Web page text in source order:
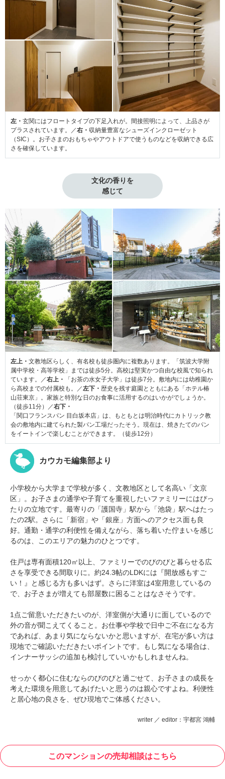
左・ 玄関にはフロートタイプの下足入れが。間接照明によって、上品さが
プラスされています。／右・ 収納量豊富なシューズインクローゼット
（SIC）。お子さまのおもちゃやアウトドアで使うものなどを収納できる広
さを確保しています。
文化の香りを
感じて
左上・ 文教地区らしく、有名校も徒歩圏内に複数あります。「筑波大学附
属中学校・高等学校」までは徒歩5分。高校は堅実かつ自由な校風で知られ
ています。／右上・
「お茶の水女子大学」は徒歩7分。敷地内には幼稚園か
ら高校までの付属校も。／左下・ 歴史を残す庭園とともにある「ホテル椿
山荘東京」。家族と特別な日のお食事に活用するのはいかがでしょうか。
（徒歩11分）／右下・
「関口フランスパン 目白坂本店」は、もともとは明治時代にカトリック教
会の敷地内に建てられた製パン工場だったそう。現在は、焼きたてのパン
をイートインで楽しむことができます。（徒歩12分）
カウカモ編集部より
小学校から大学まで学校が多く、文教地区として名高い「文京
区」。お子さまの通学や子育てを重視したいファミリーにはぴっ
たりの立地です。最寄りの「護国寺」駅から「池袋」駅へはたっ
たの2駅。さらに「新宿」や「銀座」方面へのアクセス面も良
好。通勤・通学の利便性を備えながら、落ち着いた佇まいを感じ
るのは、このエリアの魅力のひとつです。
住戸は専有面積120㎡以上、ファミリーでのびのびと暮らせる広
さを享受できる間取りに。約24.3帖のLDKには『開放感もすご
い！』と感じる方も多いはず。さらに洋室は4室用意しているの
で、お子さまが増えても部屋数に困ることはなさそうです。
1点ご留意いただきたいのが、洋室側が大通りに面しているので
外の音が聞こえてくること。お仕事や学校で日中ご不在になる方
であれば、あまり気にならないかと思いますが、在宅が多い方は
現地でご確認いただきたいポイントです。もし気になる場合は、
インナーサッシの追加も検討していいかもしれませんね。
せっかく都心に住むならのびのびと過ごせて、お子さまの成長を
考えた環境を用意してあげたいと思うのは親心ですよね。利便性
と居心地の良さを、ぜひ現地でご体感ください。
writer ／ editor：宇都宮 鴻輔
このマンションの売却相談はこちら